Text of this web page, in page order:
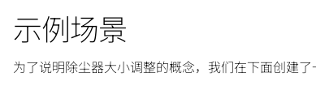
示例场景
为了说明除尘器大小调整的概念，我们在下面创建